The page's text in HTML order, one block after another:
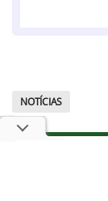
NOTÍCIAS